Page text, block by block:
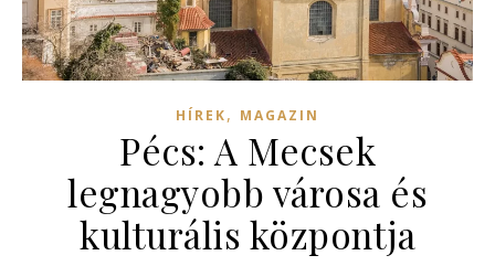
HÍREK, MAGAZIN
Pécs: A Mecsek
legnagyobb városa és
kulturális központja